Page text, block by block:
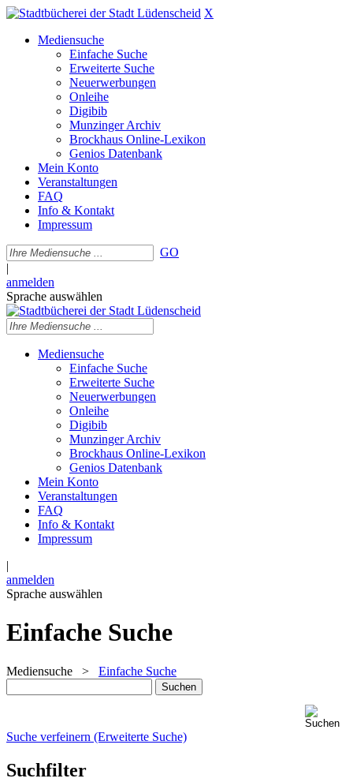
X
Mediensuche
Einfache Suche
Erweiterte Suche
Neuerwerbungen
Onleihe
Digibib
Munzinger Archiv
Brockhaus Online-Lexikon
Genios Datenbank
Mein Konto
Veranstaltungen
FAQ
Info & Kontakt
Impressum
GO
|
anmelden
Sprache auswählen
Mediensuche
Einfache Suche
Erweiterte Suche
Neuerwerbungen
Onleihe
Digibib
Munzinger Archiv
Brockhaus Online-Lexikon
Genios Datenbank
Mein Konto
Veranstaltungen
FAQ
Info & Kontakt
Impressum
|
anmelden
Sprache auswählen
Einfache Suche
Mediensuche > Einfache Suche
Suche verfeinern (Erweiterte Suche)
Suchfilter